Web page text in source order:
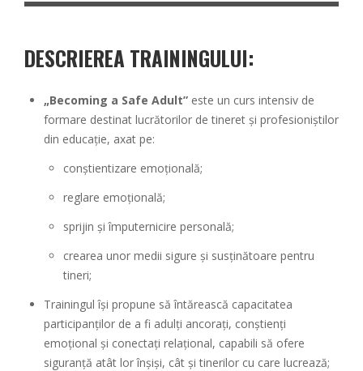
DESCRIEREA TRAININGULUI:
„Becoming a Safe Adult” este un curs intensiv de
formare destinat lucrătorilor de tineret și profesioniștilor
din educație, axat pe:
conștientizare emoțională;
reglare emoțională;
sprijin și împuternicire personală;
crearea unor medii sigure și susținătoare pentru
tineri;
Trainingul își propune să întărească capacitatea
participanților de a fi adulți ancorați, conștienți
emoțional și conectați relațional, capabili să ofere
siguranță atât lor înșiși, cât și tinerilor cu care lucrează;